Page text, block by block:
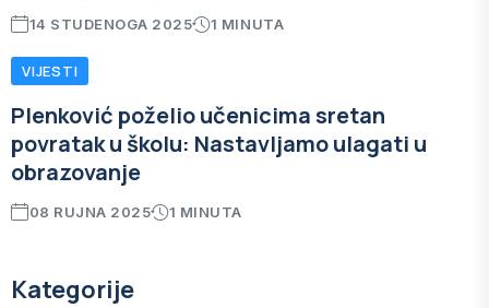
14 STUDENOGA 2025 1 MINUTA
VIJESTI
Plenković poželio učenicima sretan
povratak u školu: Nastavljamo ulagati u
obrazovanje
08 RUJNA 2025 1 MINUTA
Kategorije